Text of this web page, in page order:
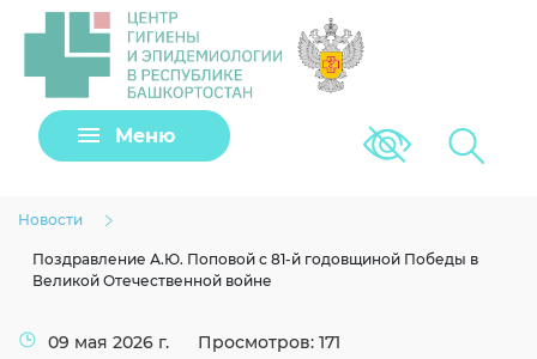
Меню Версия для
Новости
Поздравление А.Ю. Поповой с 81-й годовщиной Победы в
Великой Отечественной войне
09 мая 2026 г. Просмотров: 171
Задать вопрос
Клещи